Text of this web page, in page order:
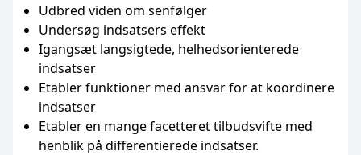
Udbred viden om senfølger
Undersøg indsatsers effekt
Igangsæt langsigtede, helhedsorienterede
indsatser
Etabler funktioner med ansvar for at koordinere
indsatser
Etabler en mange facetteret tilbudsvifte med
henblik på differentierede indsatser.